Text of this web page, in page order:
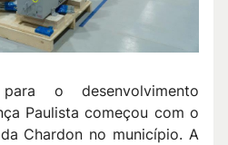
o desenvolvimento
Paulista começou com o
Chardon no município. A